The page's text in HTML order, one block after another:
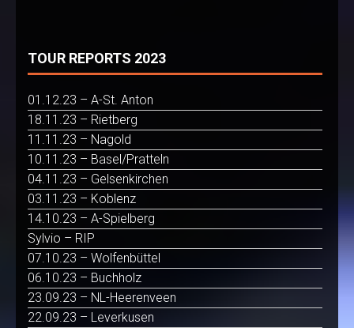
TOUR REPORTS 2023
01.12.23 – A-St. Anton
18.11.23 – Rietberg
11.11.23 – Nagold
10.11.23 – Basel/Pratteln
04.11.23 – Gelsenkirchen
03.11.23 – Koblenz
14.10.23 – A-Spielberg
Sylvio – RIP
07.10.23 – Wolfenbüttel
06.10.23 – Buchholz
23.09.23 – NL-Heerenveen
22.09.23 – Leverkusen